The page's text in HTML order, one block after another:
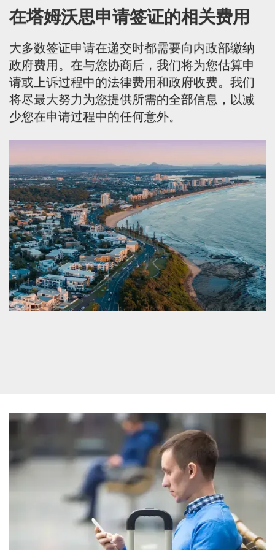
在塔姆沃思申请签证的相关费用
大多数签证申请在递交时都需要向内政部缴纳
政府费用。在与您协商后，我们将为您估算申
请或上诉过程中的法律费用和政府收费。我们
将尽最大努力为您提供所需的全部信息，以减
少您在申请过程中的任何意外。